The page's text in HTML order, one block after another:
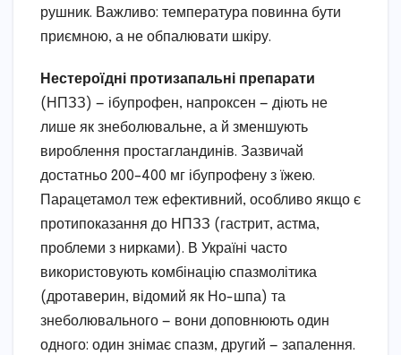
рушник. Важливо: температура повинна бути
приємною, а не обпалювати шкіру.
Нестероїдні протизапальні препарати
(НПЗЗ) — ібупрофен, напроксен — діють не
лише як знеболювальне, а й зменшують
вироблення простагландинів. Зазвичай
достатньо 200–400 мг ібупрофену з їжею.
Парацетамол теж ефективний, особливо якщо є
протипоказання до НПЗЗ (гастрит, астма,
проблеми з нирками). В Україні часто
використовують комбінацію спазмолітика
(дротаверин, відомий як Но-шпа) та
знеболювального — вони доповнюють один
одного: один знімає спазм, другий — запалення.